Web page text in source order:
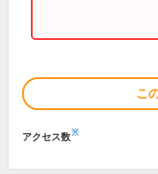
こ
アクセス数※